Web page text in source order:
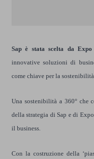
Sap è stata scelta da Expo
innovative soluzioni di
come chiave per la
Una sostenibilità a 360° che
della strategia di Sap e di
il business
Con la costruzione della